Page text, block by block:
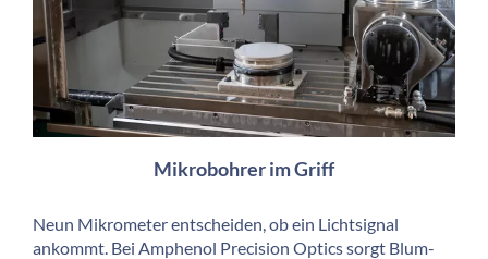
Mikrobohrer im Griff
Neun Mikrometer entscheiden, ob ein Lichtsignal
ankommt. Bei Amphenol Precision Optics sorgt Blum-